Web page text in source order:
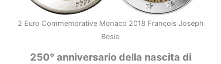
2 Euro Commemorative Monaco 2018 François Joseph
Bosio
250° anniversario della nascita di